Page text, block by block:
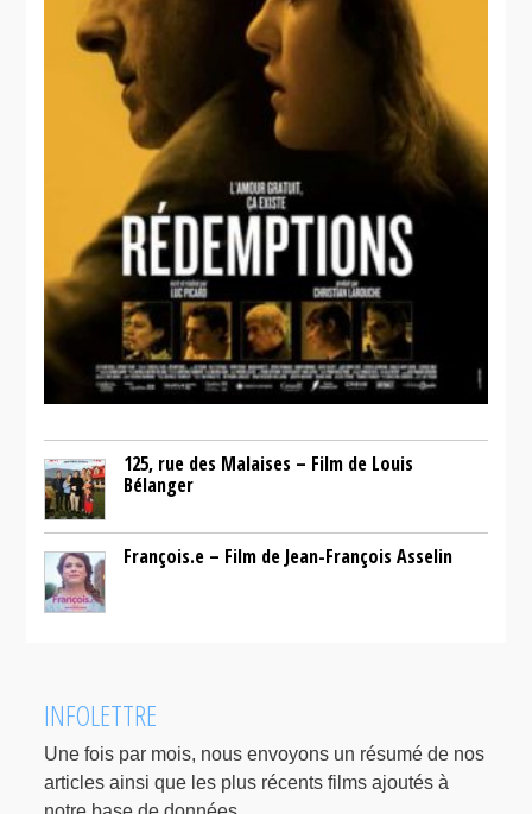
125, rue des Malaises – Film de Louis
Bélanger
François.e – Film de Jean-François Asselin
INFOLETTRE
Une fois par mois, nous envoyons un résumé de nos
articles ainsi que les plus récents films ajoutés à